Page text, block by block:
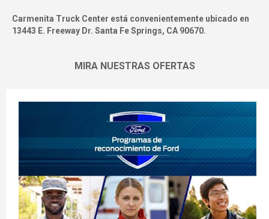
Carmenita Truck Center está convenientemente ubicado en
13443 E. Freeway Dr. Santa Fe Springs, CA 90670.
MIRA NUESTRAS OFERTAS